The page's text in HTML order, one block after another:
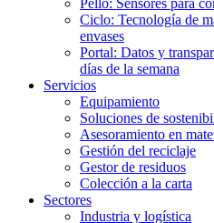
Pello: Sensores para
Ciclo: Tecnología de
envases
Portal: Datos y
días de la semana
Servicios
Equipamiento
Soluciones de
Asesoramiento en
Gestión del reciclaje
Gestor de residuos
Colección a la carta
Sectores
Industria y logística